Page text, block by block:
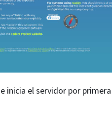
inicia el servidor por